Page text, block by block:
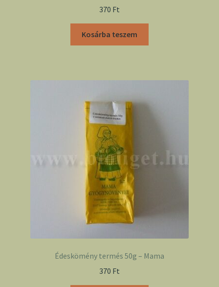
370 Ft
Kosárba teszem
Édeskömény termés 50g – Mama
370 Ft